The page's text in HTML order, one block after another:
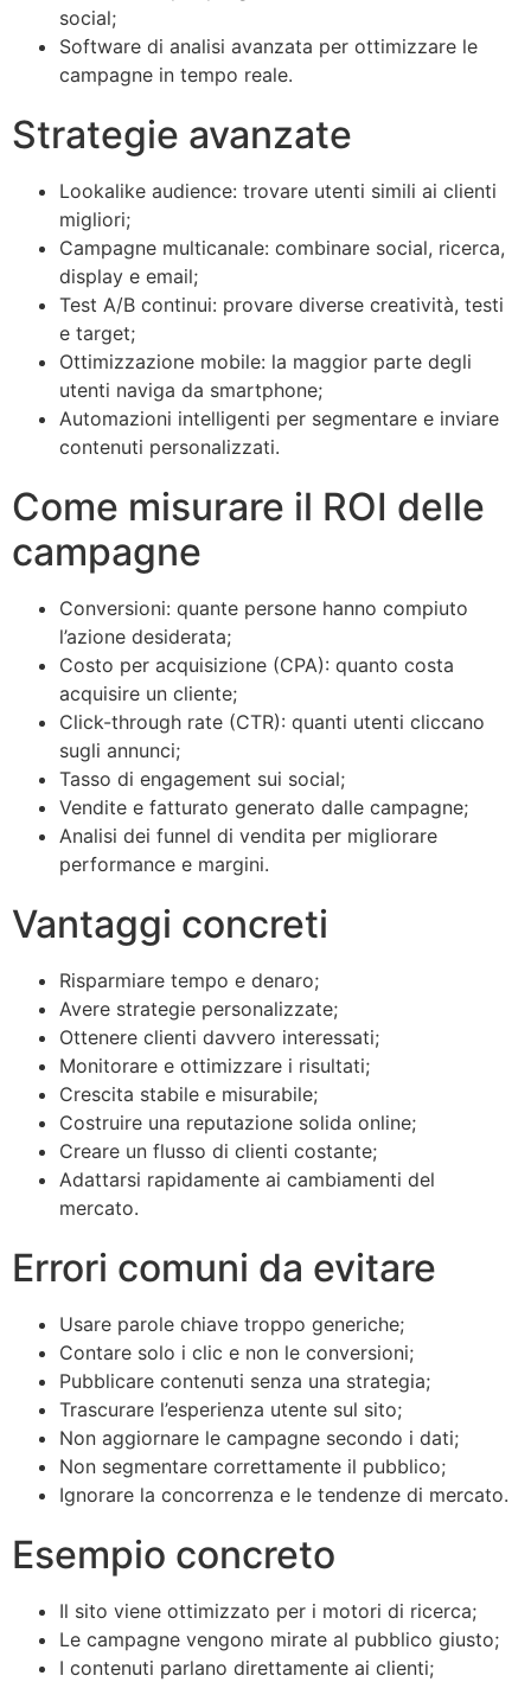
social;
Software di analisi avanzata per ottimizzare le
campagne in tempo reale.
Strategie avanzate
Lookalike audience: trovare utenti simili ai clienti
migliori;
Campagne multicanale: combinare social, ricerca,
display e email;
Test A/B continui: provare diverse creatività, testi
e target;
Ottimizzazione mobile: la maggior parte degli
utenti naviga da smartphone;
Automazioni intelligenti per segmentare e inviare
contenuti personalizzati.
Come misurare il ROI delle
campagne
Conversioni: quante persone hanno compiuto
l’azione desiderata;
Costo per acquisizione (CPA): quanto costa
acquisire un cliente;
Click-through rate (CTR): quanti utenti cliccano
sugli annunci;
Tasso di engagement sui social;
Vendite e fatturato generato dalle campagne;
Analisi dei funnel di vendita per migliorare
performance e margini.
Vantaggi concreti
Risparmiare tempo e denaro;
Avere strategie personalizzate;
Ottenere clienti davvero interessati;
Monitorare e ottimizzare i risultati;
Crescita stabile e misurabile;
Costruire una reputazione solida online;
Creare un flusso di clienti costante;
Adattarsi rapidamente ai cambiamenti del
mercato.
Errori comuni da evitare
Usare parole chiave troppo generiche;
Contare solo i clic e non le conversioni;
Pubblicare contenuti senza una strategia;
Trascurare l’esperienza utente sul sito;
Non aggiornare le campagne secondo i dati;
Non segmentare correttamente il pubblico;
Ignorare la concorrenza e le tendenze di mercato.
Esempio concreto
Il sito viene ottimizzato per i motori di ricerca;
Le campagne vengono mirate al pubblico giusto;
I contenuti parlano direttamente ai clienti;